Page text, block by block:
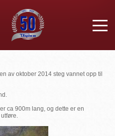
av oktober 2014 steg vannet opp til
ca 900m lang, og dette er en